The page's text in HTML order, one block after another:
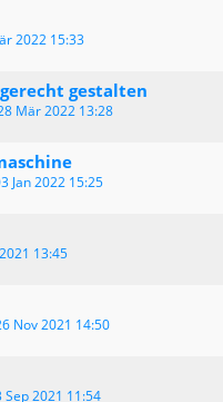
2022 15:33
gestalten
Mär 2022 13:28
Jan 2022 15:25
13:45
Nov 2021 14:50
Sep 2021 11:54